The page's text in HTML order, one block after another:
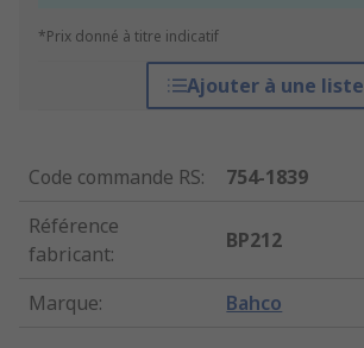
*Prix donné à titre indicatif
Ajouter à une liste
Code commande RS:
754-1839
Référence
fabricant:
BP212
Marque: Bahco